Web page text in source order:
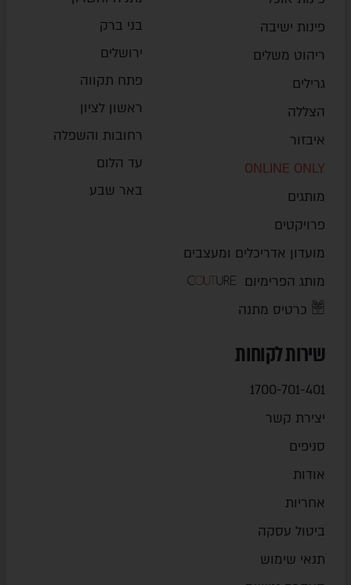
פינות ישיבה
ריהוט משלים
גרילים
הצללה
איבזור
ONLINE ONLY
מותגים
פרויקטים
מועדון אדריכלים ומעצבים
מותג הפרימיום
כרטיס מתנה
בני ברק
ירושלים
פתח תקווה
ראשון לציון
רחובות והשפלה
עד הלום
באר שבע
שירות לקוחות
1700-701-401
יצירת קשר
סניפים
אודות
אחריות
ביטול עסקה
תנאי שימוש